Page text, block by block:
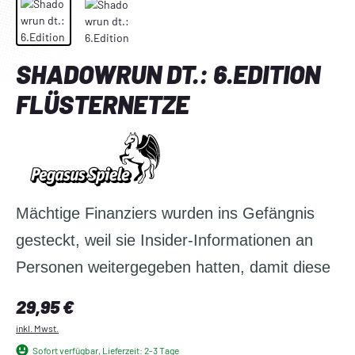
SHADOWRUN DT.: 6.EDITION
FLÜSTERNETZE
Mächtige Finanziers wurden ins Gefängnis
gesteckt, weil sie Insider-Informationen an
Personen weitergegeben hatten, damit diese
konnten, das sie nicht haben durften.
Regierungsbeamte sind zurückgetreten, weil
Regulärer Preis:
29,95 €
inkl. Mwst.
Sofort verfügbar, Lieferzeit: 2-3 Tage